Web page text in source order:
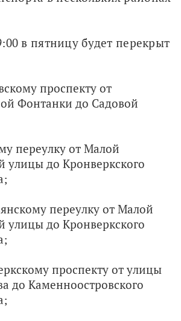
в пятницу будет перекрыт
проспекту от
Фонтанки до Садовой
переулку от Малой
улицы до Кронверкского
переулку от Малой
улицы до Кронверкского
проспекту от улицы
до Каменноостровского